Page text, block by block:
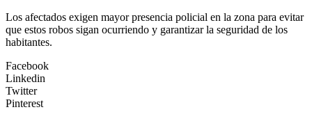
Los afectados exigen mayor presencia policial en la zona para evitar
que estos robos sigan ocurriendo y garantizar la seguridad de los
habitantes.
Facebook
Linkedin
Twitter
Pinterest